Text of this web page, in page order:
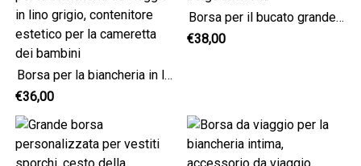
Borsa per la biancheria in lino grigio con nome, borsa per la biancheria da viaggio in lino grigio, contenitore estetico per la cameretta dei bambini
€36,00
Borsa per il bucato grande personalizzata beige-marrone
€38,00